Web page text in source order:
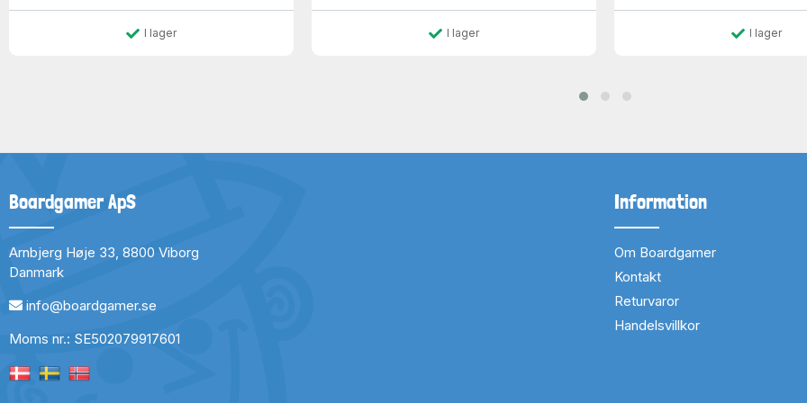
I lager I lager I lager
Boardgamer ApS
Arnbjerg Høje 33, 8800 Viborg
Danmark
info@boardgamer.se
Moms nr.: SE502079917601
Information
Om Boardgamer
Kontakt
Returvaror
Handelsvillkor